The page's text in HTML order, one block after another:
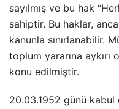
sayılmış ve bu hak
sahiptir. Bu haklar,
kanunla sınırlanabilir.
toplum yararına aykırı
konu edilmiştir.
20.03.1952 günü kabul